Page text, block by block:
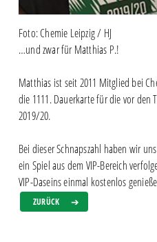
Foto: Chemie Leipzig / HJ
…und zwar für Matthias P.!
Matthias ist seit 2011 Mitglied bei
die 1111. Dauerkarte für die vor den
2019/20.
Bei dieser Schnapszahl haben wir
ein Spiel aus dem VIP-Bereich
VIP-Daseins einmal kostenlos
ZURÜCK